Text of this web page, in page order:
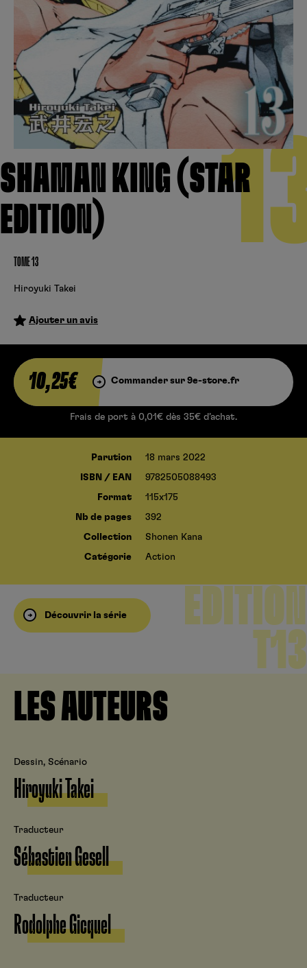
SHAMAN KING (STAR
EDITION)
TOME 13
Hiroyuki Takei
Ajouter un avis
10,25€ Commander sur 9e-store.fr
Frais de port à 0,01€ dès 35€ d’achat.
Parution 18 mars 2022
ISBN / EAN 9782505088493
Format 115x175
Nb de pages 392
Collection Shonen Kana
Catégorie Action
Découvrir la série
SHAMA
N KING
EDITION
T13
LES AUTEURS
Dessin, Scénario
Hiroyuki Takei
Traducteur
Sébastien Gesell
Traducteur
Rodolphe Gicquel
Se connecter S’inscrire
Hunter x Hunter
Fire Force
Black Butler